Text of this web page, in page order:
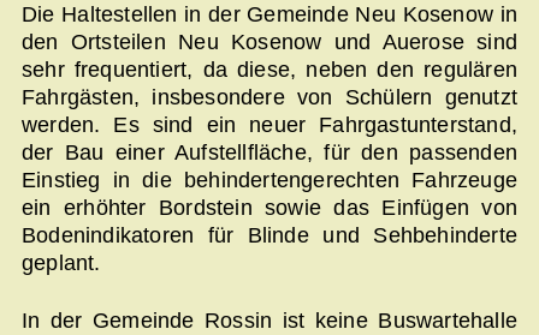
Die Haltestellen in der Gemeinde Neu Kosenow in
den Ortsteilen Neu Kosenow und Auerose sind
sehr frequentiert, da diese, neben den regulären
Fahrgästen, insbesondere von Schülern genutzt
werden. Es sind ein neuer Fahrgastunterstand,
der Bau einer Aufstellfläche, für den passenden
Einstieg in die behindertengerechten Fahrzeuge
ein erhöhter Bordstein sowie das Einfügen von
Bodenindikatoren für Blinde und Sehbehinderte
geplant.
In der Gemeinde Rossin ist keine Buswartehalle